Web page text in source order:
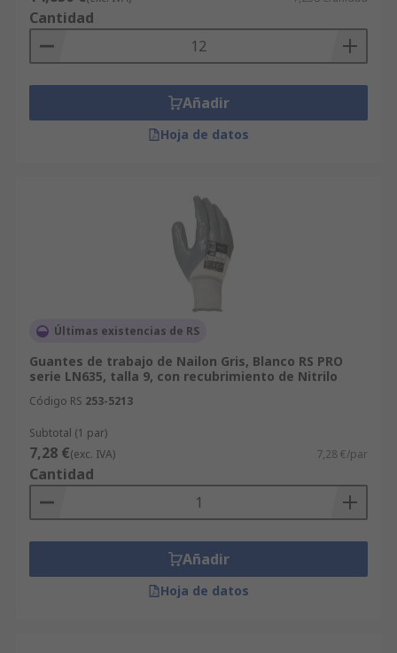
Cantidad
Añadir
Hoja de datos
Últimas existencias de RS
Guantes de trabajo de Nailon Gris, Blanco RS PRO
serie LN635, talla 9, con recubrimiento de Nitrilo
Código RS 253-5213
Subtotal (1 par)
7,28 €(exc. IVA) 7,28 €/par
Cantidad
Añadir
Hoja de datos